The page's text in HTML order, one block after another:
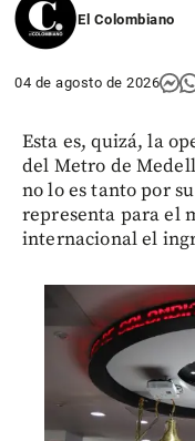
El Colombiano
04 de agosto de 2026
Esta es, quizá, la
del Metro de
no lo es tanto por
representa para el
internacional el